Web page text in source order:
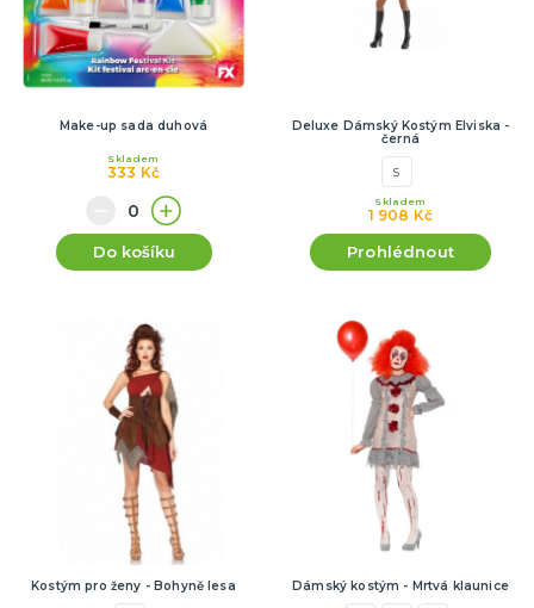
Make-up sada duhová
333 Kč
Skladem
Do košíku
Deluxe Dámský Kostým Elviska -
černá
S
1 908 Kč
Skladem
Prohlédnout
Kostým pro ženy - Bohyně lesa Dámský kostým - Mrtvá klaunice